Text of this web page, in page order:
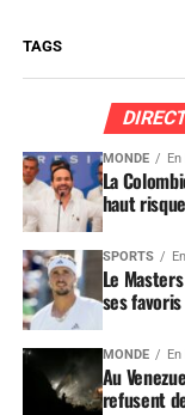
TAGS
MONDE
La
haut
SPORTS
Le
ses favoris
MONDE
Au
refusent